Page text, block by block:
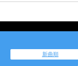
新曲順